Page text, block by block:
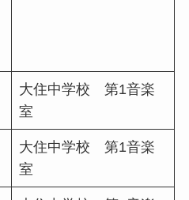
大住中学校 第1音楽
室
大住中学校 第1音楽
室